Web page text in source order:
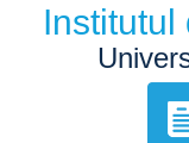
Institutul